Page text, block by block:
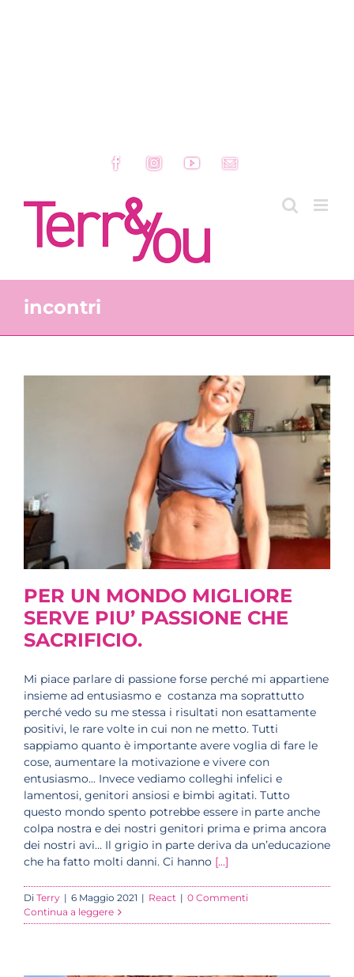
FacebookInstagramYouTubeEmail
incontri
PER UN MONDO MIGLIORE
SERVE PIU’ PASSIONE CHE
SACRIFICIO.
Mi piace parlare di passione forse perché mi appartiene
insieme ad entusiasmo e costanza ma soprattutto
perché vedo su me stessa i risultati non esattamente
positivi, le rare volte in cui non ne metto. Tutti
sappiamo quanto è importante avere voglia di fare le
cose, aumentare la motivazione e vivere con
entusiasmo... Invece vediamo colleghi infelici e
lamentosi, genitori ansiosi e bimbi agitati. Tutto
questo mondo spento potrebbe essere in parte anche
colpa nostra e dei nostri genitori prima e prima ancora
dei nostri avi… Il grigio in parte deriva da un’educazione
che ha fatto molti danni. Ci hanno [...]
Di Terry | 6 Maggio 2021 | React | 0 Commenti
Continua a leggere